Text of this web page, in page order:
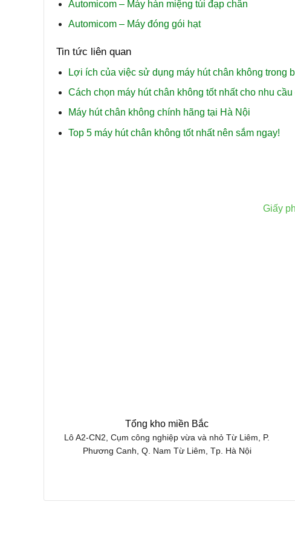
Automicom – Máy hàn miệng túi đạp chân
Automicom – Máy đóng gói hạt
Tin tức liên quan
Lợi ích của việc sử dụng máy hút chân không trong
Cách chọn máy hút chân không tốt nhất cho nhu cầu
Máy hút chân không chính hãng tại Hà Nội
Top 5 máy hút chân không tốt nhất nên sắm ngay!
Giấy
Tổng kho miền Bắc
Lô A2-CN2, Cụm công nghiệp vừa và nhỏ Từ Liêm, P.
Phương Canh, Q. Nam Từ Liêm, Tp. Hà Nội